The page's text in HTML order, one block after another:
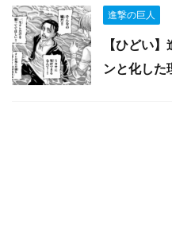
進撃の巨人
【ひどい
ンと化した